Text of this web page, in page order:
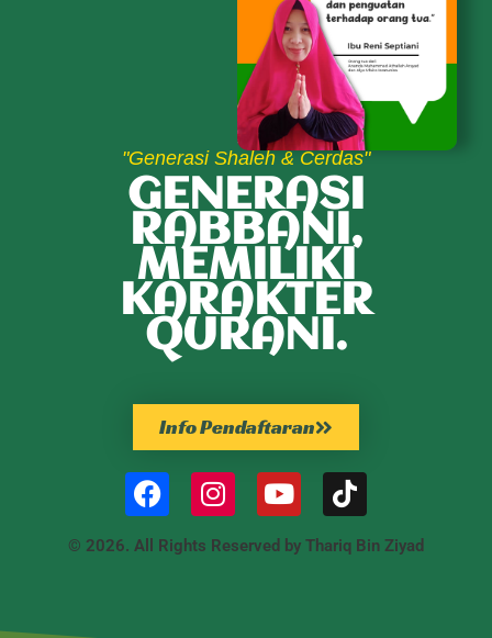
"Generasi Shaleh & Cerdas"
GENERASI
RABBANI,
MEMILIKI
KARAKTER
QURANI.
Info Pendaftaran
© 2026. All Rights Reserved by Thariq Bin Ziyad